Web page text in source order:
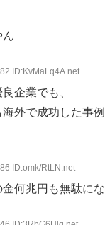
ん
ID:KvMaLq4A.net
企業でも、
外で成功した事例
ID:omk/RtLN.net
何兆円も無駄にな